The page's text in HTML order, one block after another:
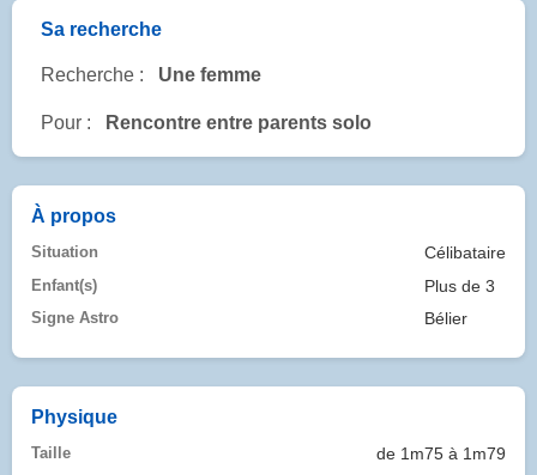
Sa recherche
Recherche : Une femme
Pour : Rencontre entre parents solo
À propos
Situation Célibataire
Enfant(s) Plus de 3
Signe Astro Bélier
Physique
Taille de 1m75 à 1m79